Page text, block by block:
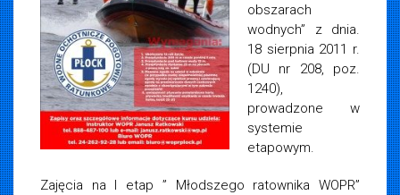
obszarach
wodnych” z dnia.
18 sierpnia 2011 r.
(DU nr 208, poz.
1240),
prowadzone w
systemie
etapowym.
Zajęcia na I etap ” Młodszego ratownika WOPR”